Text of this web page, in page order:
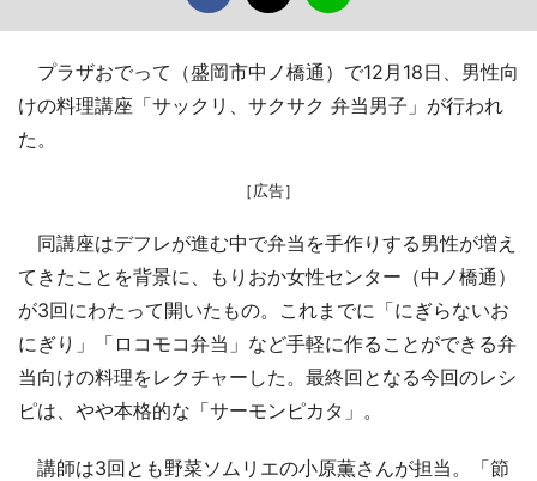
プラザおでって（盛岡市中ノ橋通）で12月18日、男性向
けの料理講座「サックリ、サクサク 弁当男子」が行われ
た。
［広告］
同講座はデフレが進む中で弁当を手作りする男性が増え
てきたことを背景に、もりおか女性センター（中ノ橋通）
が3回にわたって開いたもの。これまでに「にぎらないお
にぎり」「ロコモコ弁当」など手軽に作ることができる弁
当向けの料理をレクチャーした。最終回となる今回のレシ
ピは、やや本格的な「サーモンピカタ」。
講師は3回とも野菜ソムリエの小原薫さんが担当。「節